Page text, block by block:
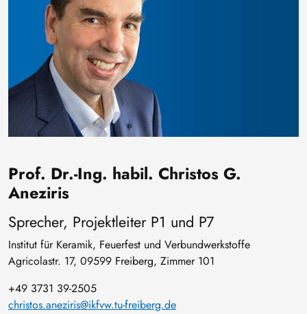
Prof. Dr.-Ing. habil. Christos G.
Aneziris
Sprecher, Projektleiter P1 und P7
Institut für Keramik, Feuerfest und Verbundwerkstoffe
Agricolastr. 17, 09599 Freiberg, Zimmer 101
+49 3731 39-2505
christos.aneziris@ikfvw.tu-freiberg.de